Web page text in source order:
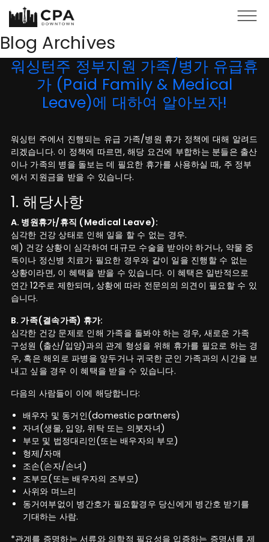
Skip to main content
Blog Archives
워싱턴주 정부지원 가족/병가 유급휴
가 (Paid Family & Medical
Leave)에 대하여 알아보자!
워싱턴 주에서 진행되는 유급 가족/병원 휴가 정책에 대해 알려드
리겠습니다. 이 정책에 따르면, 해당 요건에 부합하는 분들은 출산
이나 가족의 병을 돌보는 데 필요한 휴가를 사용하실 때, 주 정부
에서 지원금을 받을 수 있습니다.
1. 해당사항
A. 병원휴가/휴직 (Medical Leave):
심각한 건강 상태로 인해 일을 할 수 없는 경우.
예) 건강 상황이 심각하여 대규모 수술을 받아야 하거나, 약물 중
독이나 정신병 치료가 필요한 경우와 같이 일을 진행할 수 없는
상황이라면, 이 혜택을 받을 수 있습니다. 이 혜택은 일반적으로
연간 12주로 제한되며, 상황에 따라 전문의의 의견이 필요할 수 있
습니다.
B. 가족(결속가족) 휴가:
심각한 건강 문제로 인해 가족을 돌봐야 하는 경우, 새로운 가족
구성원 (출산/입양)과의 관계 형성을 위해 휴가를 필요로 하는 경
우, 혹은 해외로 파병을 앞두거나 귀국한 군인 가족과의 시간을 보
내고 싶을 경우 이 혜택을 받을 수 있습니다.
다음의 사람들이 이에 해당합니다:
배우자 및 동거인(domestic partners)
자녀(생물, 입양, 위탁 또는 의붓자녀)
부모 및 법정대리인(또는 배우자의 부모)
형제/자매
조손(손자/손녀)
조부모(또는 배우자의 조부모)
사위와 며느리
동거여부없이 병간호가 필요할경우 당신에게 병간호 받기를
기대하는 사람.
*관계를 증명하는 서류와 의학적 필요성을 입증하는 증명서를 제